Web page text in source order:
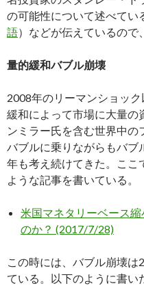
の可能性について述べてい
語）などが伝えているので
量的緩和バブル崩壊
2008年のリーマンショッ
緩和によって市場に大量の
ンミラー氏を含む世界中
バブルに乗りながらもバブ
年も考え続けてきた。ここ
ような記事を書いている。
米国マネタリーベース
のか？ (2017/7/28)
この時には、バブル崩壊
ている。以下のように書い